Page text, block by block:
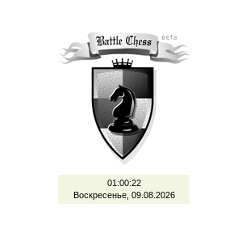
01:00:22
Воскресенье, 09.08.2026